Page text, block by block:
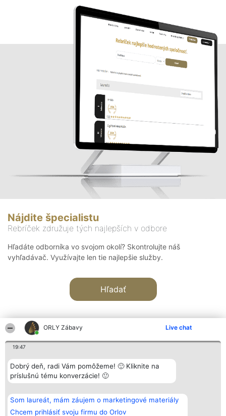
ORLY Zábavy Live chat
19:47
Dobrý deň, radi Vám pomôžeme! 🙂 Kliknite na
príslušnú tému konverzácie! 🙂
Som laureát, mám záujem o marketingové materiály
Chcem prihlásiť svoju firmu do Orlov
Nájdite špecialistu
Rebríček združuje tých najlepších v odbore
Hľadáte odborníka vo svojom okolí? Skontrolujte náš
vyhľadávač. Využívajte len tie najlepšie služby.
Hľadať
Organizátor hodnotenia
Bright Side Solutions sp. z o.
o. sp. k.
Wrocław 50-079
KRS 0000749100 | Regon
381313360 | NIP 8943132676
Hodnotenie
Laureáti
Lista
Laureatów
Podmienky
Obchodné
Kontakt
Kontakt